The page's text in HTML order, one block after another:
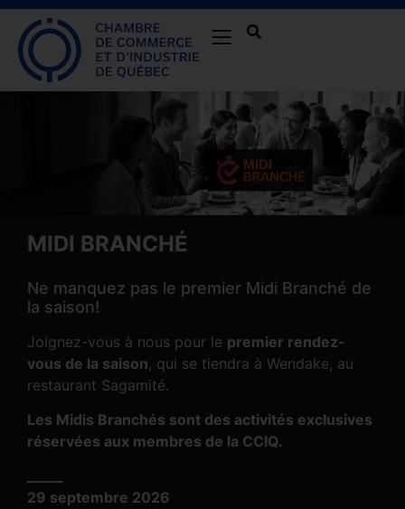
MIDI BRANCHÉ
Ne manquez pas le premier Midi Branché de
la saison!
Joignez-vous à nous pour le premier rendez-
vous de la saison, qui se tiendra à Wendake, au
restaurant Sagamité.
Les Midis Branchés sont des activités exclusives
réservées aux membres de la CCIQ.
29 septembre 2026